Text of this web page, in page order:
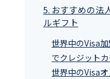
5. おすすめの法
ルギフト
世界中のVisa加
でクレジット
世界中のVisa